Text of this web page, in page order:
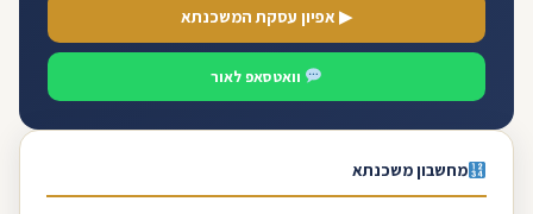
▶ אפיון עסקת המשכנתא
וואטסאפ לאור
מחשבון משכנתא